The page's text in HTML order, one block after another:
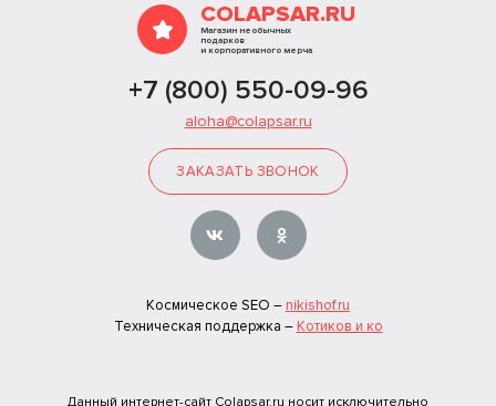
COLAPSAR.RU
Магазин необычных
подарков
и корпоративного мерча
+7 (800) 550-09-96
aloha@colapsar.ru
ЗАКАЗАТЬ ЗВОНОК
Космическое SEO – nikishof.ru
Техническая поддержка – Котиков и ко
Данный интернет-сайт Colapsar.ru носит исключительно